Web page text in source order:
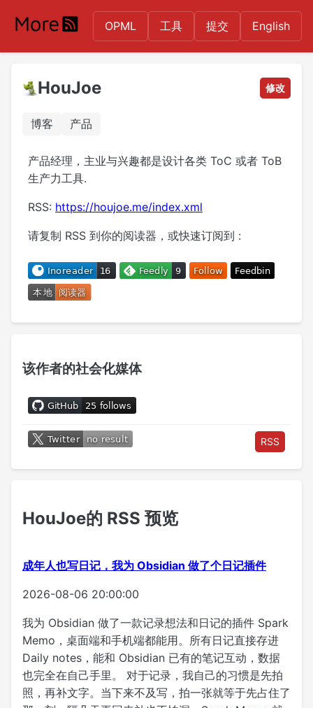
OPML 工具 提交 English
HouJoe 修改
博客 产品
产品经理，主业与兴趣都是设计各类 ToC 或者 ToB
生产力工具.
RSS: https://houjoe.me/index.xml
请复制 RSS 到你的阅读器，或快速订阅到 :
HouJoe的 RSS 预览
成年人也写日记，我为 Obsidian 做了个日记插件
2026-08-06 20:00:00
我为 Obsidian 做了一款记录想法和日记的插件 Spark
Memo，桌面端和手机端都能用。所有日记直接存进
Daily notes，能和 Obsidian 已有的笔记互动，数据
也完全在自己手里。 对于记录，我自己的习惯是先拍
照，再补文字。当下来不及写，拍一张就等于先占住了
该作者的社会化媒体
RSS